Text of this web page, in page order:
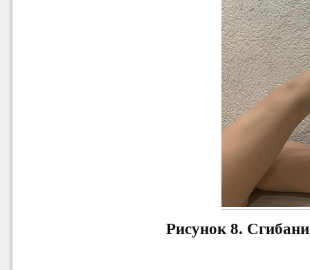
Рисунок 8.